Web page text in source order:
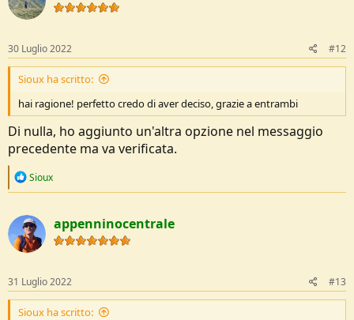
30 Luglio 2022 #12
Sioux ha scritto:
hai ragione! perfetto credo di aver deciso, grazie a entrambi
Di nulla, ho aggiunto un'altra opzione nel messaggio
precedente ma va verificata.
R
c
t
i
o
s
:
Sioux
appenninocentrale
31 Luglio 2022 #13
Sioux ha scritto: